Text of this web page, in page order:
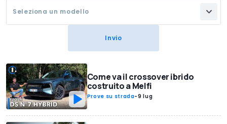
Seleziona un modello
Come va il crossover ibrido
costruito a Melfi
Prove su strada-9 lug